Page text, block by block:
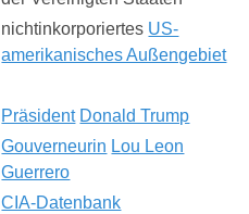
nichtinkorporiertes US-
amerikanisches Außengebiet
Präsident Donald Trump
Gouverneurin Lou Leon
Guerrero
CIA-Datenbank